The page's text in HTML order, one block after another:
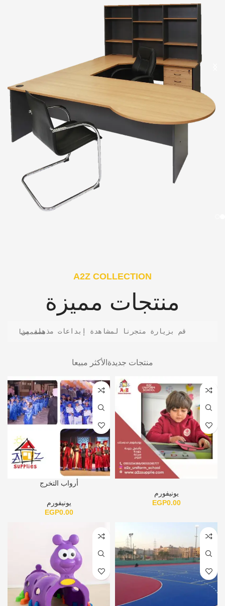
A2Z COLLECTION
منتجات مميزة
قم بزيارة متجرنا لمشاهدة إبداعات مذهلة من مصممينا
منتجات جديدة الأكثر مبيعا
يونيفورم
EGP0.00
أرواب التخرج
يونيفورم
EGP0.00